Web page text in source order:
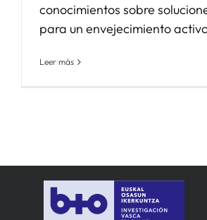
conocimientos sobre
para un envejecimiento
Leer más